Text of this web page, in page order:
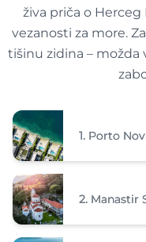
živa priča o
vezanosti za more.
tišinu zidina – možda
1. Porto
2. Manastir